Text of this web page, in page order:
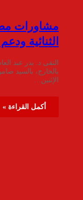
مشاورات
الثنائية
التقى د. بدر عبد
بالخارج، بالسيد
الإثنين…
أكمل القراءة »